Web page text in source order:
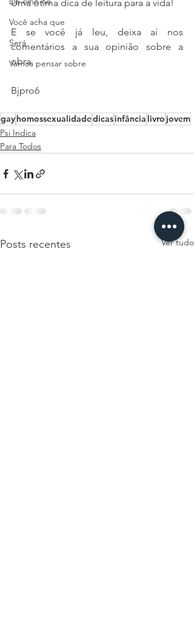
Você acha que
Será
Vamos pensar sobre
Uma ótima dica de leitura para a vida!
E se você já leu, deixa aí nos
comentários a sua opinião sobre a
obra.
Bjpro6
gayhomossexualidadedicasinfância livro jovem
Psi Indica
Para Todos
Posts recentes Ver tudo